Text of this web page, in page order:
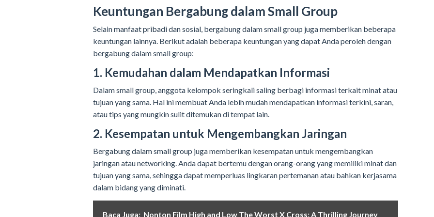
Keuntungan Bergabung dalam Small Group
Selain manfaat pribadi dan sosial, bergabung dalam small group juga memberikan beberapa
keuntungan lainnya. Berikut adalah beberapa keuntungan yang dapat Anda peroleh dengan
bergabung dalam small group:
1. Kemudahan dalam Mendapatkan Informasi
Dalam small group, anggota kelompok seringkali saling berbagi informasi terkait minat atau
tujuan yang sama. Hal ini membuat Anda lebih mudah mendapatkan informasi terkini, saran,
atau tips yang mungkin sulit ditemukan di tempat lain.
2. Kesempatan untuk Mengembangkan Jaringan
Bergabung dalam small group juga memberikan kesempatan untuk mengembangkan
jaringan atau networking. Anda dapat bertemu dengan orang-orang yang memiliki minat dan
tujuan yang sama, sehingga dapat memperluas lingkaran pertemanan atau bahkan kerjasama
dalam bidang yang diminati.
Baca Juga: Nonton Film High and Low The Worst X Cross: A Thrilling Journey